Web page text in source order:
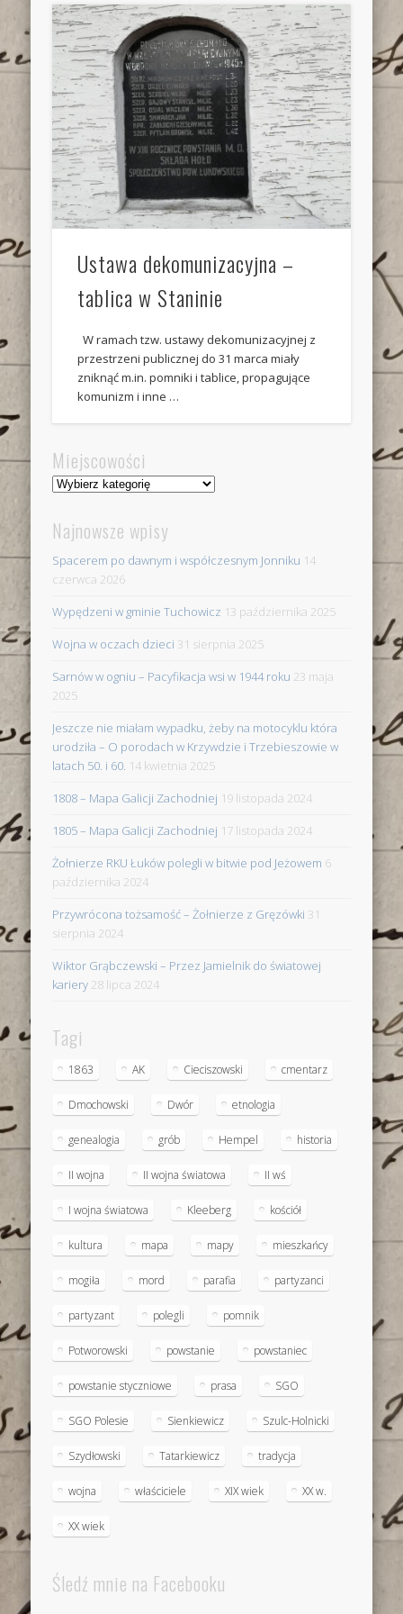
Ustawa dekomunizacyjna –
tablica w Staninie
W ramach tzw. ustawy dekomunizacyjnej z
przestrzeni publicznej do 31 marca miały
zniknąć m.in. pomniki i tablice, propagujące
komunizm i inne …
Miejscowości
Miejscowości
Najnowsze wpisy
Spacerem po dawnym i współczesnym Jonniku 14
czerwca 2026
Wypędzeni w gminie Tuchowicz 13 października 2025
Wojna w oczach dzieci 31 sierpnia 2025
Sarnów w ogniu – Pacyfikacja wsi w 1944 roku 23 maja
2025
Jeszcze nie miałam wypadku, żeby na motocyklu która
urodziła – O porodach w Krzywdzie i Trzebieszowie w
latach 50. i 60. 14 kwietnia 2025
1808 – Mapa Galicji Zachodniej 19 listopada 2024
1805 – Mapa Galicji Zachodniej 17 listopada 2024
Żołnierze RKU Łuków polegli w bitwie pod Jeżowem 6
października 2024
Przywrócona tożsamość – Żołnierze z Gręzówki 31
sierpnia 2024
Wiktor Grąbczewski – Przez Jamielnik do światowej
kariery 28 lipca 2024
Tagi
1863 AK Cieciszowski cmentarz
Dmochowski Dwór etnologia
genealogia grób Hempel historia
II wojna II wojna światowa II wś
I wojna światowa Kleeberg kościół
kultura mapa mapy mieszkańcy
mogiła mord parafia partyzanci
partyzant polegli pomnik
Potworowski powstanie powstaniec
powstanie styczniowe prasa SGO
SGO Polesie Sienkiewicz Szulc-Holnicki
Szydłowski Tatarkiewicz tradycja
wojna właściciele XIX wiek XX w.
XX wiek
Śledź mnie na Facebooku